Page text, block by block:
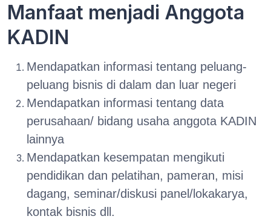
Manfaat menjadi Anggota
KADIN
Mendapatkan informasi tentang peluang-
peluang bisnis di dalam dan luar negeri
Mendapatkan informasi tentang data
perusahaan/ bidang usaha anggota KADIN
lainnya
Mendapatkan kesempatan mengikuti
pendidikan dan pelatihan, pameran, misi
dagang, seminar/diskusi panel/lokakarya,
kontak bisnis dll.